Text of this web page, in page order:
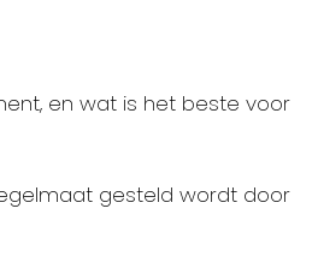
en wat is het beste voor
gesteld wordt door